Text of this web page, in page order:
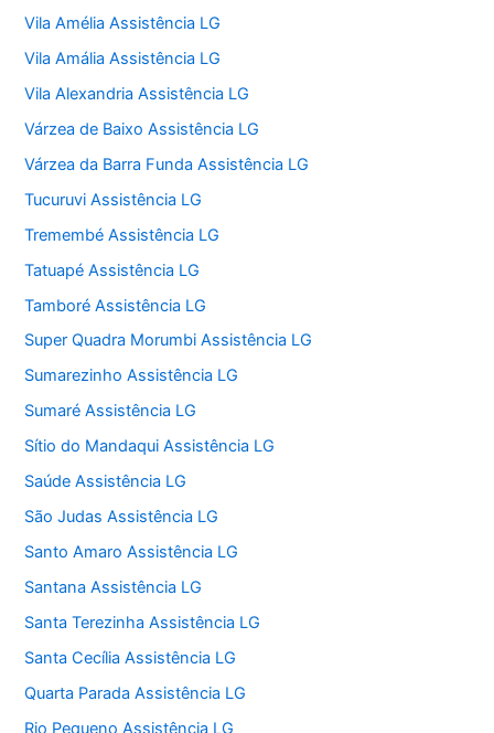
Vila Amélia Assistência LG
Vila Amália Assistência LG
Vila Alexandria Assistência LG
Várzea de Baixo Assistência LG
Várzea da Barra Funda Assistência LG
Tucuruvi Assistência LG
Tremembé Assistência LG
Tatuapé Assistência LG
Tamboré Assistência LG
Super Quadra Morumbi Assistência LG
Sumarezinho Assistência LG
Sumaré Assistência LG
Sítio do Mandaqui Assistência LG
Saúde Assistência LG
São Judas Assistência LG
Santo Amaro Assistência LG
Santana Assistência LG
Santa Terezinha Assistência LG
Santa Cecília Assistência LG
Quarta Parada Assistência LG
Rio Pequeno Assistência LG